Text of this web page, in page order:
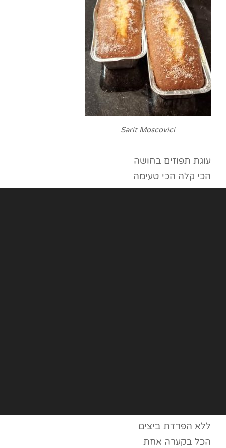
Sarit Moscovici
עוגת תפוזים בחושה
הכי קלה הכי טעימה
ללא הפרדת ביצים
הכל בקערה אחת